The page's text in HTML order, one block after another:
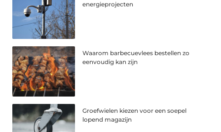
energieprojecten
Waarom barbecuevlees bestellen zo
eenvoudig kan zijn
Groefwielen kiezen voor een soepel
lopend magazijn